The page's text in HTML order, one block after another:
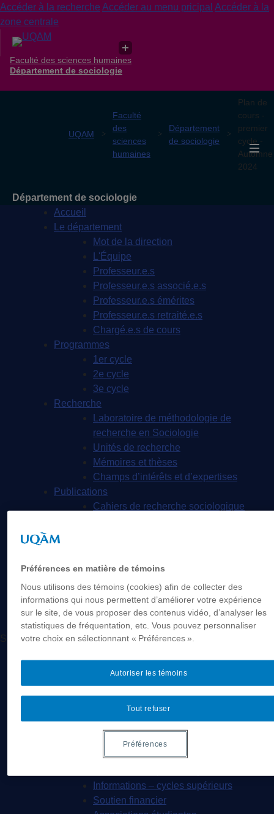
Accéder à la recherche Accéder au menu pricipal Accéder à la
zone centrale
Faculté des sciences humaines
Département de sociologie
UQAM
Faculté
des
sciences
humaines
Département
de sociologie
Plan de
cours -
premier
cycle -
Automne
2024
Département de sociologie
Accueil
Le département
Mot de la direction
L'Équipe
Professeur.e.s
Professeur.e.s associé.e.s
Professeur.e.s émérites
Professeur.e.s retraité.e.s
Chargé.e.s de cours
Programmes
1er cycle
2e cycle
3e cycle
Recherche
Laboratoire de méthodologie de
recherche en Sociologie
Unités de recherche
Mémoires et thèses
Champs d’intérêts et d’expertises
Publications
Cahiers de recherche sociologique
sciences de l’environnement
Suivez-nous
Étudier en sociologie
Soutien financier
Liens utiles
Étudiant.e.s
Informations – cycles supérieurs
Soutien financier
Préférences en matière de témoins
Nous utilisons des témoins (cookies) afin de collecter des
informations qui nous permettent d’améliorer votre expérience
sur le site, de vous proposer des contenus vidéo, d’analyser les
statistiques de fréquentation, etc. Vous pouvez personnaliser
votre choix en sélectionnant « Préférences ».
Tout refuser
Autoriser les témoins
Préférences